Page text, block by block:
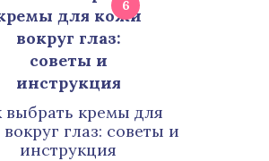
6
выбрать кремы для
глаз: советы и
инструкция